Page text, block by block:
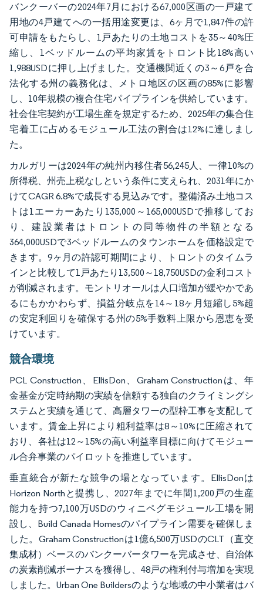
バンクーバーの2024年7月における67,000区画の一戸建て
用地の4戸建てへの一括用途変更は、6ヶ月で1,847件の許
可申請をもたらし、1戸あたりの土地コストを35～40%圧
縮し、1ベッドルームの平均家賃をトロント比18%高い
1,988USDに押し上げました。交通機関近くの3～6戸を合
法化する州の義務化は、メトロ地区の区画の85%に影響
し、10年規模の複合住宅パイプラインを供給しています。
社会住宅契約が工場生産を規定するため、2025年の集合住
宅着工に占めるモジュール工法の割合は12%に達しまし
た。
カルガリーは2024年の純州内移住者56,245人、一律10%の
所得税、州売上税なしという条件に支えられ、2031年にか
けてCAGR 6.8%で成長する見込みです。整備済み土地コス
トは1エーカーあたり135,000～165,000USDで推移してお
り、建設業者はトロントの同等物件の半額となる
364,000USDで3ベッドルームのタウンホームを価格設定で
きます。9ヶ月の許認可期間により、トロントのタイムラ
インと比較して1戸あたり13,500～18,750USDの金利コスト
が削減されます。モントリオールは人口増加が緩やかであ
るにもかかわらず、損益分岐点を14～18ヶ月短縮し5%超
の安定利回りを確保する州の5%手数料上限から恩恵を受
けています。
競合環境
PCL Construction、EllisDon、Graham Constructionは、年
金基金が定時納期の実績を信頼する独自のクライミングシ
ステムと実績を通じて、高層タワーの型枠工事を支配して
います。賃金上昇により粗利益率は8～10%に圧縮されて
おり、各社は12～15%の高い利益率目標に向けてモジュー
ル合弁事業のパイロットを推進しています。
垂直統合が新たな競争の場となっています。EllisDonは
Horizon Northと提携し、2027年までに年間1,200戸の生産
能力を持つ7,100万USDのウィニペグモジュール工場を開
設し、Build Canada Homesのパイプライン需要を確保しま
した。Graham Constructionは1億6,500万USDのCLT（直交
集成材）ベースのバンクーバータワーを完成させ、自治体
の炭素削減ボーナスを獲得し、48戸の権利付与増加を実現
しました。Urban One Buildersのような地域の中小業者はバ